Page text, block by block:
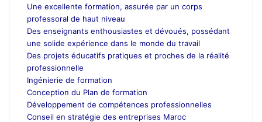
Une excellente formation, assurée par un corps
professoral de haut niveau
Des enseignants enthousiastes et dévoués, possédant
une solide expérience dans le monde du travail
Des projets éducatifs pratiques et proches de la réalité
professionnelle
Ingénierie de formation
Conception du Plan de formation
Développement de compétences professionnelles
Conseil en stratégie des entreprises Maroc